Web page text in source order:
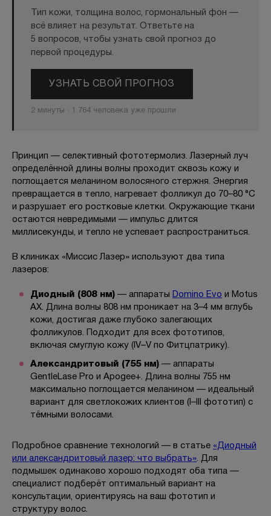
Тип кожи, толщина волос, гормональный фон —
всё влияет на результат. Ответьте на
5 вопросов, чтобы узнать свой прогноз до
первой процедуры.
УЗНАТЬ СВОЙ ПРОГНОЗ
2 минуты · 1 764 человека уже прошли
Принцип — селективный фототермолиз. Лазерный луч
определённой длины волны проходит сквозь кожу и
поглощается меланином волосяного стержня. Энергия
превращается в тепло, нагревает фолликул до 70–80 °C
и разрушает его ростковые клетки. Окружающие ткани
остаются невредимыми — импульс длится
миллисекунды, и тепло не успевает распространиться.
В клиниках «Миссис Лазер» используют два типа
лазеров:
Диодный (808 нм) — аппараты Domino Evo и Motus
AX. Длина волны 808 нм проникает на 3–4 мм вглубь
кожи, достигая даже глубоко залегающих
фолликулов. Подходит для всех фототипов,
включая смуглую кожу (IV–V по Фитцпатрику).
Александритовый (755 нм) — аппараты
GentleLase Pro и Apogee+. Длина волны 755 нм
максимально поглощается меланином — идеальный
вариант для светлокожих клиентов (I–III фототип) с
тёмными волосами.
Подробное сравнение технологий — в статье «Диодный
или александритовый лазер: что выбрать». Для
подмышек одинаково хорошо подходят оба типа —
специалист подберёт оптимальный вариант на
консультации, ориентируясь на ваш фототип и
структуру волос.